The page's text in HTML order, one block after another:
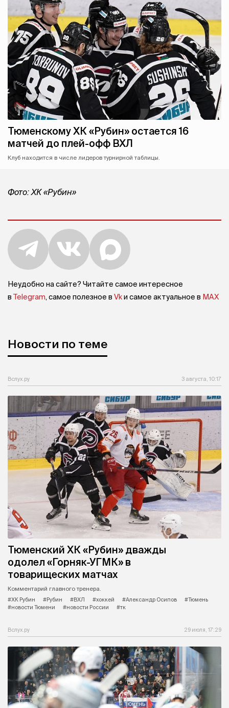
Тюменскому ХК «Рубин» остается 16
матчей до плей-офф ВХЛ
Клуб находится в числе лидеров турнирной таблицы.
Фото: ХК «Рубин»
Неудобно на сайте? Читайте самое интересное
в Telegram, самое полезное в Vkи самое актуальное в MAX
Новости по теме
Вслух.ру 3 августа, 10:17
Тюменский ХК «Рубин» дважды
одолел «Горняк-УГМК» в
товарищеских матчах
Комментарий главного тренера.
#ХК Рубин
#Рубин #ВХЛ #хоккей #Александр Осипов
#Тюмень
#новости Тюмени
#новости России #тк
Вслух.ру 29 июля, 17:29